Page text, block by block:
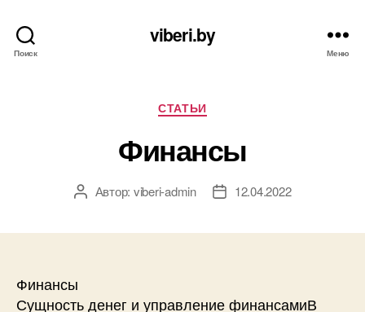
Поиск
viberi.by
Меню
Рубрики
СТАТЬИ
Финансы
АвторАвтор: viberi-admin
Дата12.04.2022
Финансы
Сущность денег и управление финансамиВ